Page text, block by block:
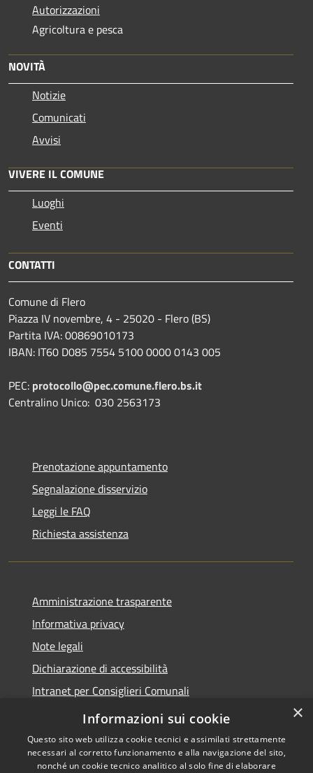
Autorizzazioni
Agricoltura e pesca
NOVITÀ
Notizie
Comunicati
Avvisi
VIVERE IL COMUNE
Luoghi
Eventi
CONTATTI
Comune di Flero
Piazza IV novembre, 4 - 25020 - Flero (BS)
Partita IVA: 00869010173
IBAN: IT60 D085 7554 5100 0000 0143 005
PEC: protocollo@pec.comune.flero.bs.it
Centralino Unico: 030 2563173
Prenotazione appuntamento
Segnalazione disservizio
Leggi le FAQ
Richiesta assistenza
Amministrazione trasparente
Informativa privacy
Note legali
Dichiarazione di accessibilità
Intranet per Consiglieri Comunali
Codice Univoco Fatturazione Elettronica
×
Informazioni sui cookie
Questo sito web utilizza cookie tecnici e assimilati strettamente
necessari al corretto funzionamento e alla navigazione del sito,
nonché un cookie tecnico analitico al solo fine di elaborare